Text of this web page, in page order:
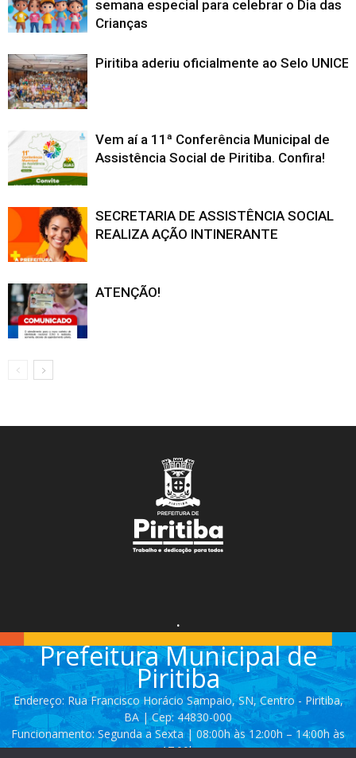
semana especial para celebrar o Dia das
Crianças
Piritiba aderiu oficialmente ao Selo UNICEF
Vem aí a 11ª Conferência Municipal de
Assistência Social de Piritiba. Confira!
SECRETARIA DE ASSISTÊNCIA SOCIAL
REALIZA AÇÃO INTINERANTE
ATENÇÃO!
.
Prefeitura Municipal de
Piritiba
Endereço: Rua Francisco Horácio Sampaio, SN, Centro - Piritiba,
BA | Cep: 44830-000
Funcionamento: Segunda a Sexta | 08:00h às 12:00h – 14:00h às
17:00h